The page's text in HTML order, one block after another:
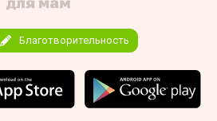
Благотворительность